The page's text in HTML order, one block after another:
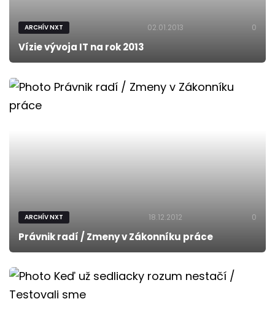
ARCHÍV NXT 02.01.2013 0
Vízie vývoja IT na rok 2013
ARCHÍV NXT 18.12.2012 0
Právnik radí / Zmeny v Zákonníku práce